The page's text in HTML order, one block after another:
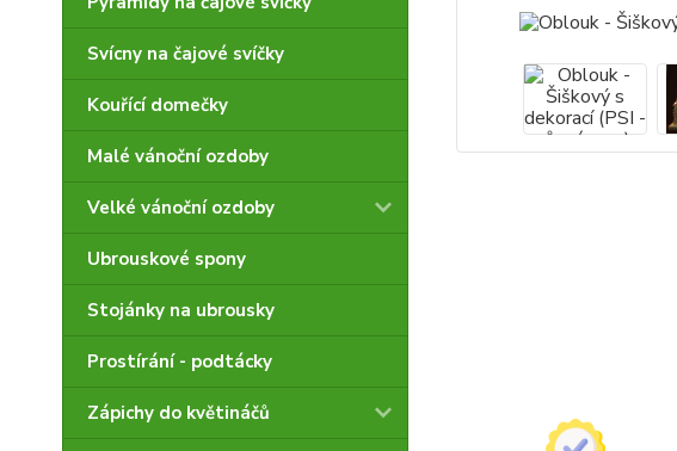
Svícny na čajové svíčky
Kouřící domečky
Malé vánoční ozdoby
Velké vánoční ozdoby
Ubrouskové spony
Stojánky na ubrousky
Prostírání - podtácky
Zápichy do květináčů